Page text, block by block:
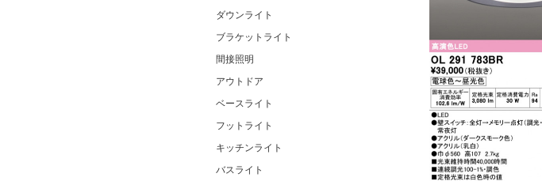
ダウンライト
ブラケットライト
間接照明
アウトドア
ベースライト
フットライト
キッチンライト
バスライト